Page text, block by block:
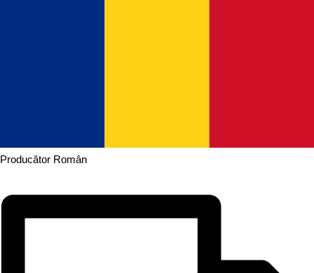
Producător Român